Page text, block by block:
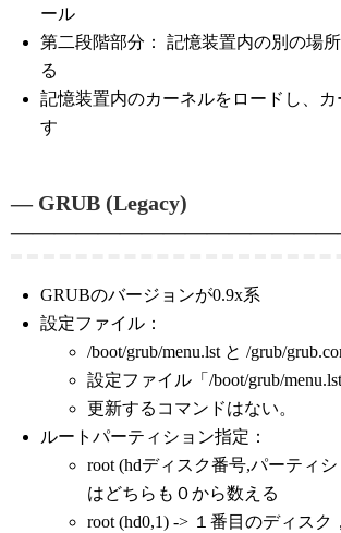
ール
第二段階部分： 記憶装置内の別の場
る
記憶装置内のカーネルをロードし、
す
— GRUB (Legacy)
GRUBのバージョンが0.9x系
設定ファイル：
/boot/grub/menu.lst と /grub/
設定ファイル「/boot/grub/
更新するコマンドはない。
ルートパーティション指定：
root (hdディスク番号,パーティ
はどちらも０から数える
root (hd0,1) -> １番目のディス